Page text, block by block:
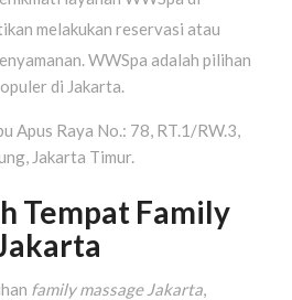
melakukan reservasi atau
. WWSpa adalah pilihan
di Jakarta.
Apus Raya No.: 78, RT.1/RW.3,
Jakarta Timur.
Tempat Family
family massage Jakarta,